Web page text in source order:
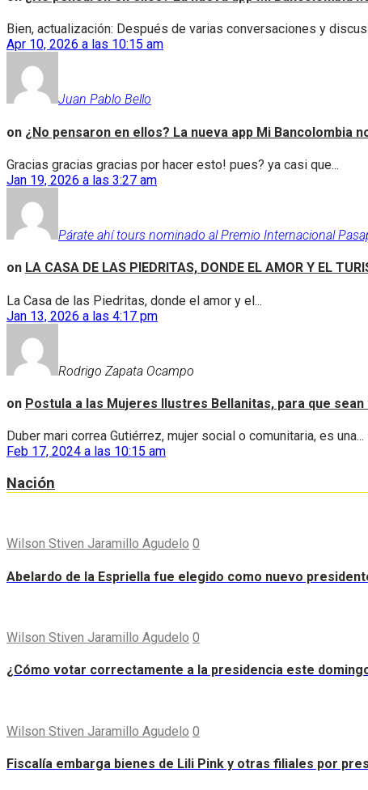
Bien, actualización: Después de varias conversaciones y
Apr 10, 2026 a las 10:15 am
Juan Pablo Bello
on ¿No pensaron en ellos? La nueva app Mi Bancolombia
Gracias gracias gracias por hacer esto! pues? ya casi que...
Jan 19, 2026 a las 3:27 am
Párate ahí tours nominado al Premio Internacional
on LA CASA DE LAS PIEDRITAS, DONDE EL AMOR Y EL
La Casa de las Piedritas, donde el amor y el...
Jan 13, 2026 a las 4:17 pm
Rodrigo Zapata Ocampo
on Postula a las Mujeres Ilustres Bellanitas, para que
Duber mari correa Gutiérrez, mujer social o comunitaria, es una...
Feb 17, 2024 a las 10:15 am
Nación
Wilson Stiven Jaramillo Agudelo 0
Abelardo de la Espriella fue elegido como nuevo
Wilson Stiven Jaramillo Agudelo 0
¿Cómo votar correctamente a la presidencia este
Wilson Stiven Jaramillo Agudelo 0
Fiscalía embarga bienes de Lili Pink y otras filiales por